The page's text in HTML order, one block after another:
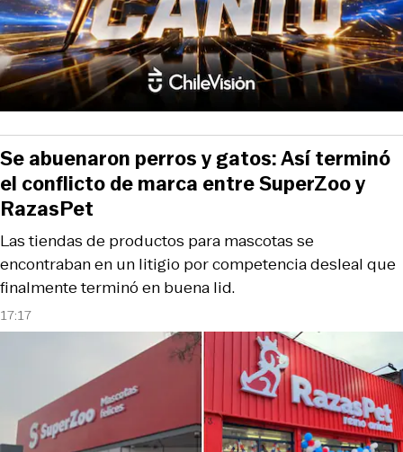
17:17
Las tiendas de productos para mascotas se
encontraban en un litigio por competencia desleal que
finalmente terminó en buena lid.
Se abuenaron perros y gatos: Así terminó
el conflicto de marca entre SuperZoo y
RazasPet